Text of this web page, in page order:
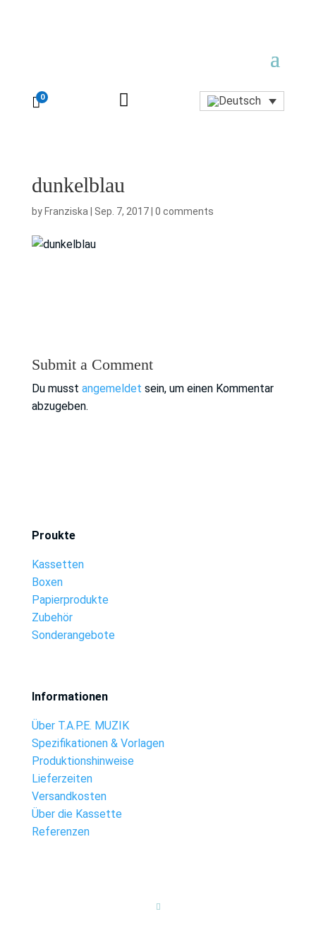
0 
dunkelblau
by Franziska Sep. 7, 2017| 0 comments
Submit a Comment
Du musst angemeldet sein, um einen Kommentar
abzugeben.
Proukte
Kassetten
Boxen
Papierprodukte
Zubehör
Sonderangebote
Informationen
Über T.A.P.E. MUZIK
Spezifikationen & Vorlagen
Produktionshinweise
Lieferzeiten
Versandkosten
Über die Kassette
Referenzen
